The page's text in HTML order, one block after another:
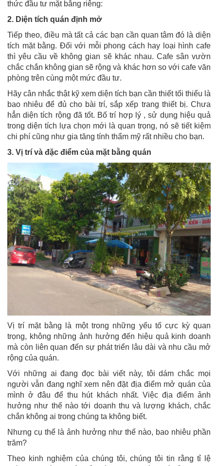
thức đầu tư mặt bằng riêng:
2. Diện tích quán định mở
Tiếp theo, điều mà tất cả các bạn cần quan tâm đó là diện
tích mặt bằng. Đối với mỗi phong cách hay loại hình cafe
thì yêu cầu về không gian sẽ khác nhau. Cafe sân vườn
chắc chắn không gian sẽ rộng và khác hơn so với cafe văn
phòng trên cùng một mức đầu tư.
Hãy cân nhắc thật kỹ xem diện tích bạn cần thiết tối thiểu là
bao nhiêu để đủ cho bài trí, sắp xếp trang thiết bị. Chưa
hẳn diện tích rộng đã tốt. Bố trí hợp lý , sử dụng hiệu quả
trong diện tích lựa chọn mới là quan trọng, nó sẽ tiết kiệm
chi phí cũng như gia tăng tính thẩm mỹ rất nhiều cho bạn.
3. Vị trí và đặc điểm của mặt bằng quán
Vị trí mặt bằng là một trong những yếu tố cực kỳ quan
trọng, không những ảnh hưởng đến hiệu quả kinh doanh
mà còn liên quan đến sự phát triển lâu dài và nhu cầu mở
rộng của quán.
Với những ai đang đọc bài viết này, tôi dám chắc mọi
người vẫn đang nghĩ xem nên đặt địa điểm mở quán của
mình ở đâu để thu hút khách nhất. Việc địa điểm ảnh
hưởng như thế nào tới doanh thu và lượng khách, chắc
chắn không ai trong chúng ta không biết.
Nhưng cụ thể là ảnh hưởng như thế nào, bao nhiêu phần
trăm?
Theo kinh nghiệm của chúng tôi, chúng tôi tin rằng tỉ lệ